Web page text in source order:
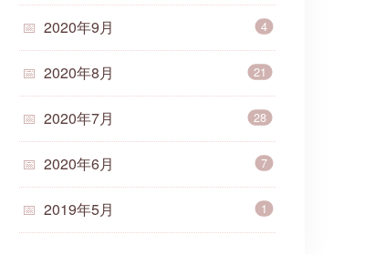
2020年9月 4
2020年8月 21
2020年7月 28
2020年6月 7
2019年5月 1